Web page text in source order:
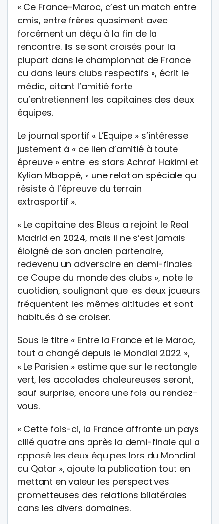
« Ce France-Maroc, c’est un match entre
amis, entre frères quasiment avec
forcément un déçu à la fin de la
rencontre. Ils se sont croisés pour la
plupart dans le championnat de France
ou dans leurs clubs respectifs », écrit le
média, citant l’amitié forte
qu’entretiennent les capitaines des deux
équipes.
Le journal sportif « L’Equipe » s’intéresse
justement à « ce lien d’amitié à toute
épreuve » entre les stars Achraf Hakimi et
Kylian Mbappé, « une relation spéciale qui
résiste à l’épreuve du terrain
extrasportif ».
« Le capitaine des Bleus a rejoint le Real
Madrid en 2024, mais il ne s’est jamais
éloigné de son ancien partenaire,
redevenu un adversaire en demi-finales
de Coupe du monde des clubs », note le
quotidien, soulignant que les deux joueurs
fréquentent les mêmes altitudes et sont
habitués à se croiser.
Sous le titre « Entre la France et le Maroc,
tout a changé depuis le Mondial 2022 »,
« Le Parisien » estime que sur le rectangle
vert, les accolades chaleureuses seront,
sauf surprise, encore une fois au rendez-
vous.
« Cette fois-ci, la France affronte un pays
allié quatre ans après la demi-finale qui a
opposé les deux équipes lors du Mondial
du Qatar », ajoute la publication tout en
mettant en valeur les perspectives
prometteuses des relations bilatérales
dans les divers domaines.